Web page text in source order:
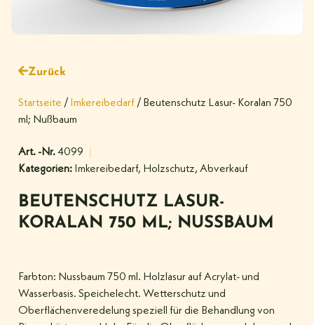
Zurück
Startseite / Imkereibedarf / Beutenschutz Lasur- Koralan 750
ml; Nußbaum
Art. -Nr.4099
Kategorien: Imkereibedarf, Holzschutz, Abverkauf
BEUTENSCHUTZ LASUR-
KORALAN 750 ML; NUSSBAUM
Farbton: Nussbaum 750 ml. Holzlasur auf Acrylat- und
Wasserbasis. Speichelecht. Wetterschutz und
Oberflächenveredelung speziell für die Behandlung von